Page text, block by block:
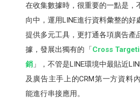
在收集數據時，很重要的一點是，
向中，運用LINE進行資料彙整的好
提供多元工具，更打通各項廣告產
據，發展出獨有的「Cross
銷」，不管是LINE環境中最貼近
及廣告主手上的CRM第一方資料
能進行串接應用。